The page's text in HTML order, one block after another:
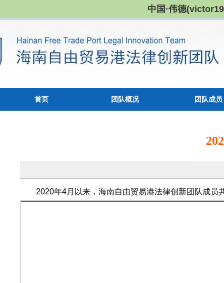
中国·伟德
首页 团队概况 团队成员
2020年4月以来，海南自由贸易港法律创新团队成